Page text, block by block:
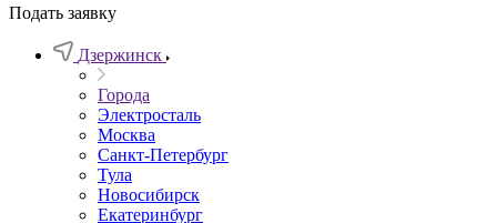
Подать заявку
Дзержинск
Города
Электросталь
Москва
Санкт-Петербург
Тула
Новосибирск
Екатеринбург